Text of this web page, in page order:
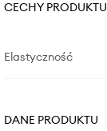
CECHY PRODUKTU
Elastyczność
DANE PRODUKTU